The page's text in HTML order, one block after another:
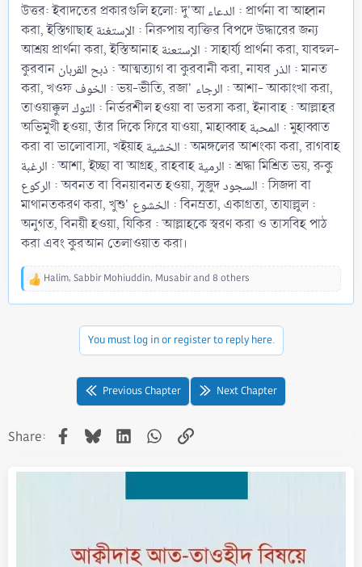
r
উত্তর: ইবাদতের প্রকারগুলি হলো: দু'আ الدعاء : প্রার্থনা বা আহ্বান
করা, ইস্তিগাছাহ الإستغنة : নিরুপায় ব্যক্তির বিপদে উদ্ধারের জন্য
আশ্রয় প্রার্থনা করা, ইস্তিআনাহ الإستعنة : সাহার্য্য প্রার্থনা করা, যাবহুল-
কুরবান ذبح القربان : আত্মত্যাগ বা কুরবানী করা, নাযর الذر : মানত
করা, খওফ الخوف : ভয়-ভীতি, রজা' الرجاء : আশা- আকাংখা করা,
তাওয়াক্কুল التوك : নির্ভরশীল হওয়া বা ভরসা করা, ইনাবাহ : আল্লাহর
অভিমুখী হওয়া, তাঁর দিকে ফিরে যাওয়া, মাহাব্বাহ المحبة : মুহাব্বাত
করা বা ভালোবাসা, খইয়াহ الخشية : অমঙ্গলের আশংকা করা, রাগবাহ
الرغبة : আশা, ইচ্ছা বা আগ্রহ, রাহবাহ الرمية : শ্রদ্ধা মিশ্রিত ভয়, রুকু
الركوع : অবনত বা বিনয়াবনত হওয়া, সুজুদ السجود : সিজদা বা
মাথানতকরণ করা, খুশু' الخشوع : বিনম্রতা, একাগ্রতা, তাযাল্লুল :
অনুগত, বিনয়ী হওয়া, যিকির : আল্লাহকে স্বরণ করা ও তাসবিহ পাঠ
করা এবং কুরআন তেলাওয়াত করা।
R
Halim, Sabbir Mohiuddin, Musabirand 8 others
You must log in or register to reply here.
Previous Chapter Next Chapter
Share: Facebook
BlueskyLinkedInWhatsApp
Link